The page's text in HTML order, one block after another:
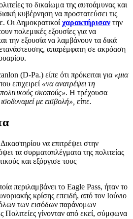
το δικαίωμα της αυτοάμυνας και
κυβέρνηση να προστατεύσει τις
Οι Δημοκρατικοίχαρακτήρισαν την
πολεμικές εξουσίες για να
την εξουσία να λαμβάνουν τα δικά
απαρέμφατη σε ακρόαση
(D-Pa.) είπε ότι πρόκειται για «μια
επιχειρεί«να ανατρέψει τη
σκοπούς». Η τρέχουσα
με εισβολή», είπε.
να επιτρέψει στην
τα συρματοπλέγματα της πολιτείας
και εξόργισε τους
περιλαμβάνει το Eagle Pass, ήταν το
κρίσης επειδή, από τον Ιούνιο
των εισόδων παράνομων
Πολιτείες γίνονταν από εκεί, σύμφωνα